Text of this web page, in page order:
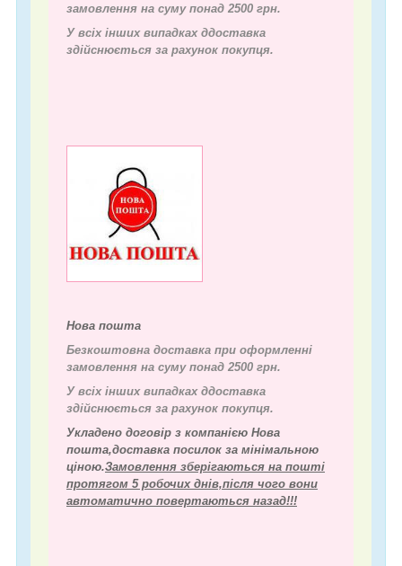
замовлення на суму понад 2500 грн.
У всіх інших випадках ддоставка
здійснюється за рахунок покупця.
Нова пошта
Безкоштовна доставка при оформленні
замовлення на суму понад 2500 грн.
У всіх інших випадках ддоставка
здійснюється за рахунок покупця.
Укладено договір з компанією Нова
пошта,доставка посилок за мінімальною
ціною.Замовлення зберігаються на пошті
протягом 5 робочих днів,після чого вони
автоматично повертаються назад!!!